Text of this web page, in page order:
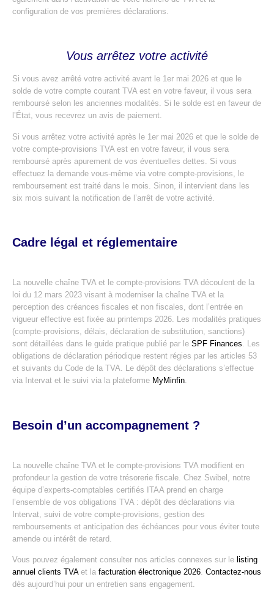
configuration de vos premières déclarations.
Vous arrêtez votre activité
Si vous avez arrêté votre activité avant le 1er mai 2026 et que le
solde de votre compte courant TVA est en votre faveur, il vous sera
remboursé selon les anciennes modalités. Si le solde est en faveur de
l’État, vous recevrez un avis de paiement.
Si vous arrêtez votre activité après le 1er mai 2026 et que le solde de
votre compte-provisions TVA est en votre faveur, il vous sera
remboursé après apurement de vos éventuelles dettes. Si vous
effectuez la demande vous-même via votre compte-provisions, le
remboursement est traité dans le mois. Sinon, il intervient dans les
six mois suivant la notification de l’arrêt de votre activité.
Cadre légal et réglementaire
La nouvelle chaîne TVA et le compte-provisions TVA découlent de la
loi du 12 mars 2023 visant à moderniser la chaîne TVA et la
perception des créances fiscales et non fiscales, dont l’entrée en
vigueur effective est fixée au printemps 2026. Les modalités pratiques
(compte-provisions, délais, déclaration de substitution, sanctions)
sont détaillées dans le guide pratique publié par le SPF Finances. Les
obligations de déclaration périodique restent régies par les articles 53
et suivants du Code de la TVA. Le dépôt des déclarations s’effectue
via Intervat et le suivi via la plateforme MyMinfin.
Besoin d’un accompagnement ?
La nouvelle chaîne TVA et le compte-provisions TVA modifient en
profondeur la gestion de votre trésorerie fiscale. Chez Swibel, notre
équipe d’experts-comptables certifiés ITAA prend en charge
l’ensemble de vos obligations TVA : dépôt des déclarations via
Intervat, suivi de votre compte-provisions, gestion des
remboursements et anticipation des échéances pour vous éviter toute
amende ou intérêt de retard.
Vous pouvez également consulter nos articles connexes sur le listing
annuel clients TVAet la facturation électronique 2026 Contactez-nous
dès aujourd’hui pour un entretien sans engagement.